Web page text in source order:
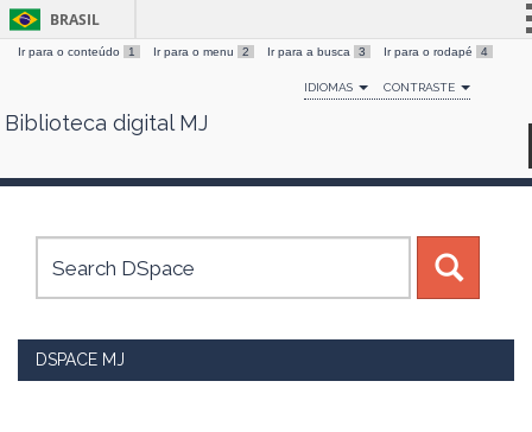
Skip
BRASIL
Simplifique!
Comunica BR
Canais
Ir para o conteúdo 1 Ir para o menu 2 Ir para a busca 3 Ir para o rodapé 4
IDIOMAS CONTRASTE
Biblioteca digital MJ
DSPACE MJ